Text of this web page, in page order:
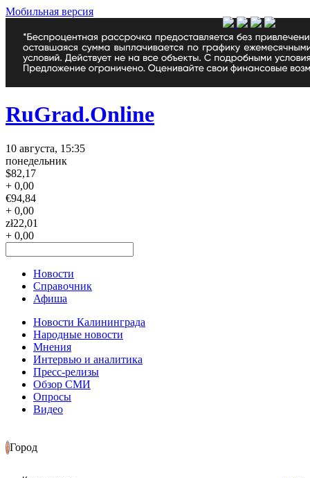
Мобильная версия
RuGrad.Online
10 августа, 15:35
понедельник
$82,17
+ 0,00
€94,84
+ 0,00
zł22,01
+ 0,00
Новости
Справочник
Афиша
Новости Калининграда
Народные новости
Мнения
Интервью и аналитика
Пресс-релизы
Обзор СМИ
Опросы
Видео
Город